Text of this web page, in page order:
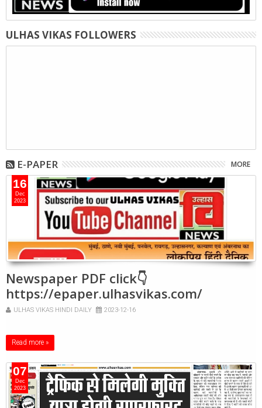
ULHAS VIKAS FOLLOWERS
E-PAPER MORE
16
Dec
2023
Newspaper PDF click👇
https://epaper.ulhasvikas.com/
ULHAS VIKAS HINDI DAILY 2023-12-16
Read more »
07
Dec
2023